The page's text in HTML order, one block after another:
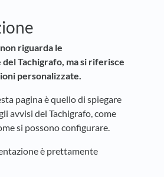
riguarda le
Tachigrafo, ma si riferisce
personalizzate.
pagina è quello di spiegare
avvisi del Tachigrafo, come
si possono configurare.
è prettamente